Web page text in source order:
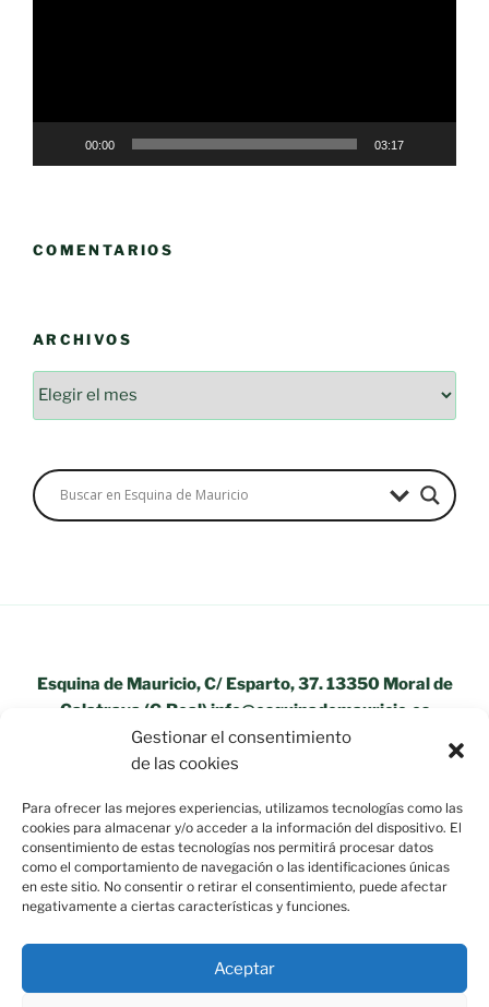
Gestionar el consentimiento
de las cookies
Para ofrecer las mejores experiencias, utilizamos tecnologías como las
cookies para almacenar y/o acceder a la información del dispositivo. El
consentimiento de estas tecnologías nos permitirá procesar datos
como el comportamiento de navegación o las identificaciones únicas
en este sitio. No consentir o retirar el consentimiento, puede afectar
negativamente a ciertas características y funciones.
Aceptar
00:00 03:17
COMENTARIOS
ARCHIVOS
Esquina de Mauricio, C/ Esparto, 37. 13350 Moral de
Calatrava (C.Real) info@esquinademauricio.es
«Aviso Legal»
Política de privacidad Funciona gracias a WordPress